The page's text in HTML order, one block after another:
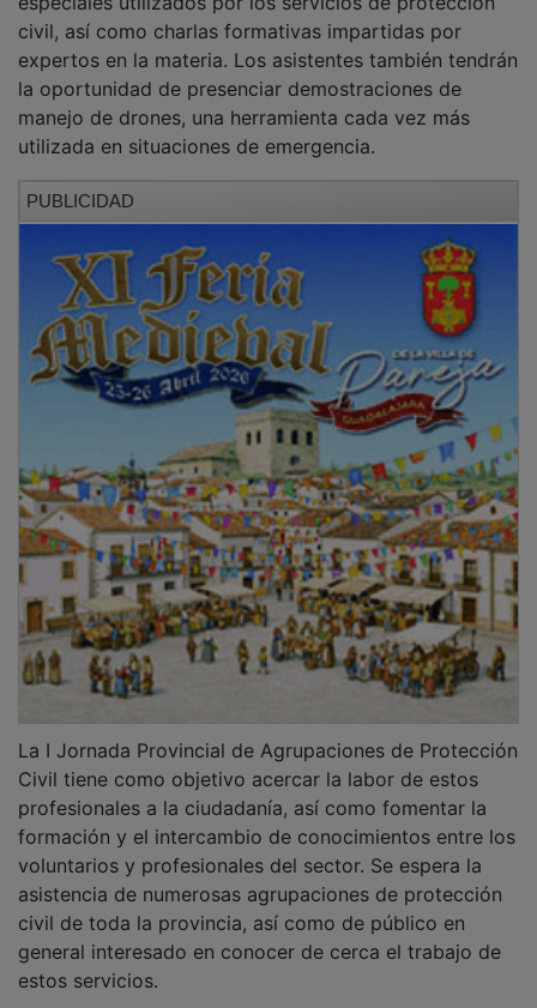
civil, así como charlas formativas impartidas por
expertos en la materia. Los asistentes también tendrán
la oportunidad de presenciar demostraciones de
manejo de drones, una herramienta cada vez más
utilizada en situaciones de emergencia.
Civil tiene como objetivo acercar la labor de estos
profesionales a la ciudadanía, así como fomentar la
formación y el intercambio de conocimientos entre los
voluntarios y profesionales del sector. Se espera la
asistencia de numerosas agrupaciones de protección
civil de toda la provincia, así como de público en
general interesado en conocer de cerca el trabajo de
estos servicios.